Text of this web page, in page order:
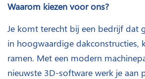
Waarom kiezen voor ons?
Je komt terecht bij een bedrijf dat
in hoogwaardige dakconstructies,
ramen. Met een modern
nieuwste 3D-software werk je aan